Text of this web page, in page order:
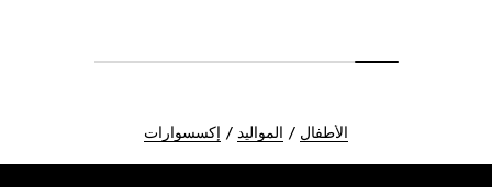
الأطفال المواليد إكسسوارات